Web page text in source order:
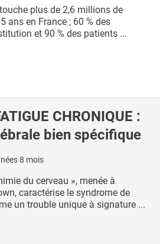
plus de 2,6 millions de
ans en France ; 60 % des
et 90 % des patients ...
CHRONIQUE :
bien spécifique
8 mois
du cerveau », menée à
caractérise le syndrome de
un trouble unique à signature ...